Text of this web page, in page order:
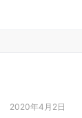
2020年4月2日